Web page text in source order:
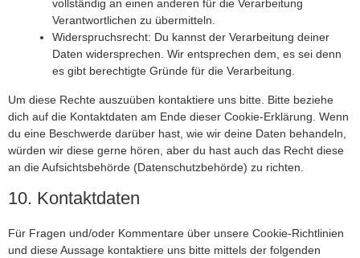
vollständig an einen anderen für die Verarbeitung
Verantwortlichen zu übermitteln.
Widerspruchsrecht: Du kannst der Verarbeitung deiner
Daten widersprechen. Wir entsprechen dem, es sei denn
es gibt berechtigte Gründe für die Verarbeitung.
Um diese Rechte auszuüben kontaktiere uns bitte. Bitte beziehe
dich auf die Kontaktdaten am Ende dieser Cookie-Erklärung. Wenn
du eine Beschwerde darüber hast, wie wir deine Daten behandeln,
würden wir diese gerne hören, aber du hast auch das Recht diese
an die Aufsichtsbehörde (Datenschutzbehörde) zu richten.
10. Kontaktdaten
Für Fragen und/oder Kommentare über unsere Cookie-Richtlinien
und diese Aussage kontaktiere uns bitte mittels der folgenden